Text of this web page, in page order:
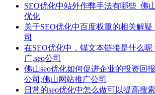
SEO优化中站外作弊手法有哪些_佛
优化
关于SEO优化中百度权重的相关解疑
司
在SEO优化中，锚文本链接是什么呢
广,seo公司
佛山seo优化如何促进企业的投资回
公司,佛山网站推广公司
日常的seo优化中怎么做可以提高搜